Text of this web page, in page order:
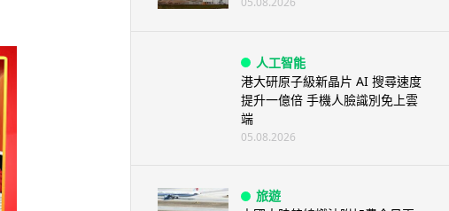
人工智能
港大研原子級新晶片 AI 搜尋速度
提升一億倍 手機人臉識別免上雲
端
05.08.2026
旅遊